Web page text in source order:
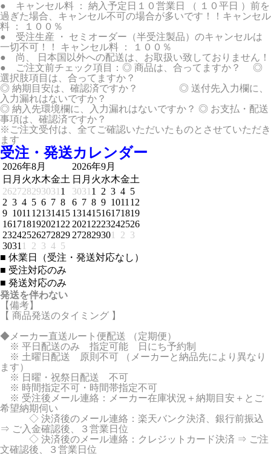
● キャンセル料 ： 納入予定日１０営業日 （ １０平日 ）前を
過ぎた場合、キャンセル不可の場合が多いです！！キャンセル
料 ： １００％
● 受注生産 ・ セミオーダー（半受注製品）のキャンセルは
一切不可！！ キャンセル料 ： １００％
● 尚、 日本国以外への配送は、お取扱い致しておりません！
● ご注文前チェック項目：◎ 商品は、合ってますか？ ◎
選択肢項目は、合ってますか？
◎ 納期目安は、確認済ですか？ ◎ 送付先入力欄に、
入力漏れはないですか？
◎ 納入先環境欄に、入力漏れはないですか？ ◎ お支払・配送
事項は、確認済ですか？
※ご注文受付は、全てご確認いただいたものとさせていただき
ます
受注・発送カレンダー
2026年8月
日 月 火水木金土
262728293031 1
2 3 4 5 6 7 8
9 1011 12131415
161718192021 22
23242526272829
3031 1 2 3 4 5
2026年9月
日 月 火水木金土
3031 1 2 3 4 5
6 7 8 9 1011 12
13141516171819
2021 2223242526
272829301 2 3
■ 休業日（受注・発送対応なし）
■ 受注対応のみ
■ 発送対応のみ
発送を伴わない
【備考】
【 商品発送のタイミング 】
◆メーカー直送ルート便配送 （定期便）
※ 平日配送のみ 指定可能 日にち予約制
※ 土曜日配送 原則不可 （メーカーと納品先により異なり
ます）
※ 日曜・祝祭日配送 不可
※ 時間指定不可・時間帯指定不可
※ 受注後メール連絡：メーカー在庫状況＋納期目安＋とご
希望納期伺い
◇ 決済後のメール連絡：楽天バンク決済、銀行前振込
⇒ ご入金確認後、３営業日位
◇ 決済後のメール連絡：クレジットカード決済 ⇒ ご注
文確認後、３営業日位